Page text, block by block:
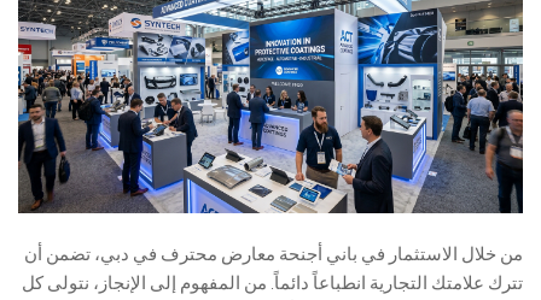
من خلال الاستثمار في باني أجنحة معارض محترف في دبي، تضمن أن
تترك علامتك التجارية انطباعاً دائماً. من المفهوم إلى الإنجاز، نتولى كل